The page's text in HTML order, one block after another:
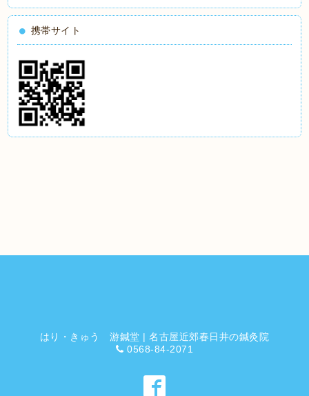
携帯サイト
はり・きゅう 游鍼堂 | 名古屋近郊春日井の鍼灸院
0568-84-2071